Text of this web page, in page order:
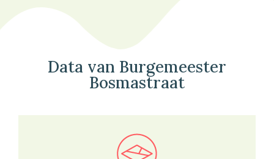
Data van Burgemeester
Bosmastraat